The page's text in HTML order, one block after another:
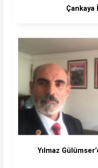
Çankaya
Yılmaz